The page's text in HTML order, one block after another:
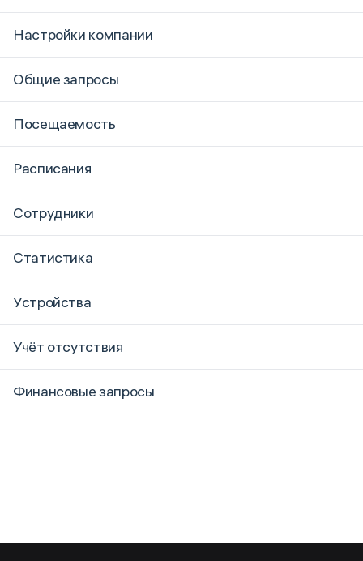
Настройки компании
Общие запросы
Посещаемость
Расписания
Сотрудники
Статистика
Устройства
Учёт отсутствия
Финансовые запросы